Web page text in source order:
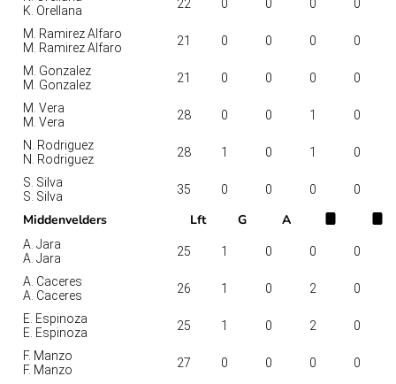
K. Orellana
22 0 0 0 0
M. Ramirez Alfaro
M. Ramirez Alfaro
21 0 0 0 0
M. Gonzalez
M. Gonzalez
21 0 0 0 0
M. Vera
M. Vera
28 0 0 1 0
N. Rodriguez
N. Rodriguez
28 1 0 1 0
S. Silva
S. Silva
35 0 0 0 0
Middenvelders Lft G A
A. Jara
A. Jara
25 1 0 0 0
A. Caceres
A. Caceres
26 1 0 2 0
E. Espinoza
E. Espinoza
25 1 0 2 0
F. Manzo
F. Manzo
27 0 0 0 0